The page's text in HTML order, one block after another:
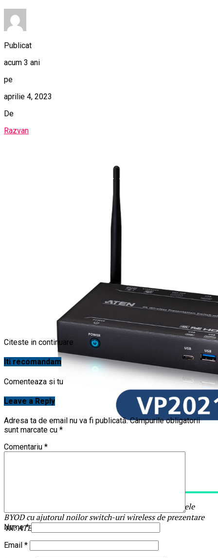
Publicat
acum 3 ani
pe
aprilie 4, 2023
De
Razvan
ATEN faciliteaza colaborarea eficienta a echipamentele
BYOD cu ajutorul noilor switch-uri wireless de prezentare
4K: ATEN PresentON™ VP2020 si VP2021
Citeste in continuare
Iti recomandam
Comenteaza si tu
Leave a Reply
Adresa ta de email nu va fi publicată. Câmpurile obligatorii
sunt marcate cu *
Comentariu *
Nume*
Email *